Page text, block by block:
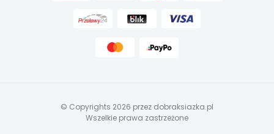
© Copyrights 2026 przez dobraksiazka.pl
Wszelkie prawa zastrzeżone